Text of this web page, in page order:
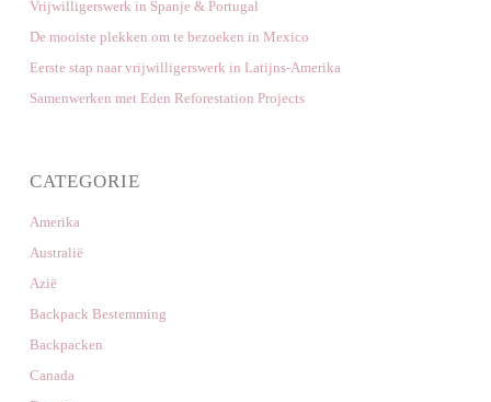
Vrijwilligerswerk in Spanje & Portugal
De mooiste plekken om te bezoeken in Mexico
Eerste stap naar vrijwilligerswerk in Latijns-Amerika
Samenwerken met Eden Reforestation Projects
CATEGORIE
Amerika
Australië
Azië
Backpack Bestemming
Backpacken
Canada